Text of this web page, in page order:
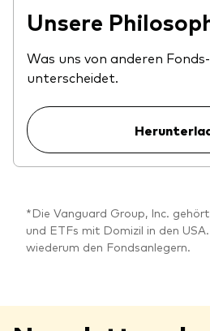
Unsere
Was uns von anderen
unterscheidet.
*Die Vanguard Group, Inc.
und ETFs mit Domizil in den
wiederum den Fondsanlegern.